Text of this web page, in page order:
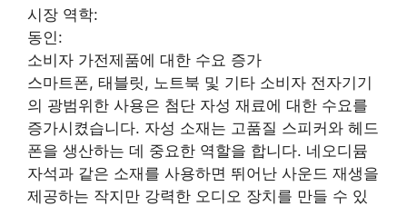
시장 역학:
동인:
소비자 가전제품에 대한 수요 증가
스마트폰, 태블릿, 노트북 및 기타 소비자 전자기기
의 광범위한 사용은 첨단 자성 재료에 대한 수요를
증가시켰습니다. 자성 소재는 고품질 스피커와 헤드
폰을 생산하는 데 중요한 역할을 합니다. 네오디뮴
자석과 같은 소재를 사용하면 뛰어난 사운드 재생을
제공하는 작지만 강력한 오디오 장치를 만들 수 있